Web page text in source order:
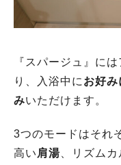
『スパージュ』に
り、入浴中に お好
みいただけます。
3つのモードはそれ
高い 肩湯 、リズム